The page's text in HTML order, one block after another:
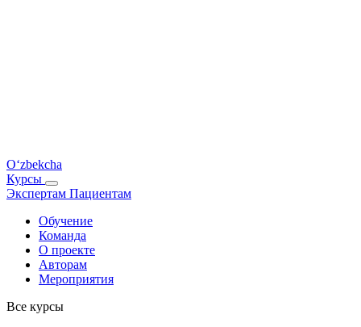
O‘zbekcha
Курсы
Экспертам Пациентам
Обучение
Команда
О проекте
Авторам
Мероприятия
Все курсы